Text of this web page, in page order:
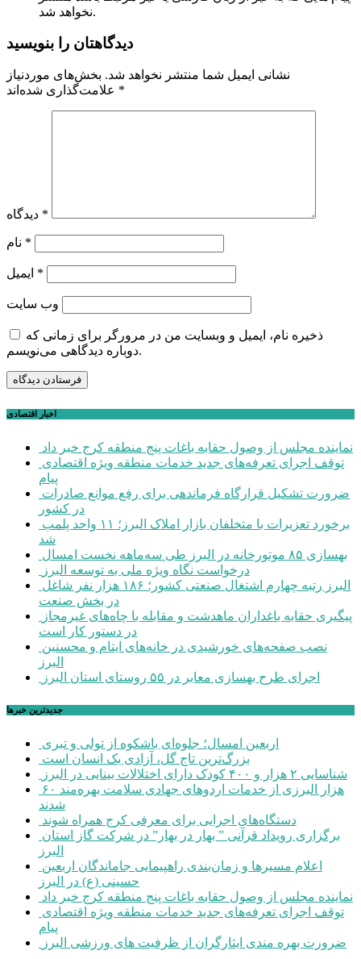
نخواهد شد.
دیدگاهتان را بنویسید
نشانی ایمیل شما منتشر نخواهد شد. بخش‌های موردنیاز
*
*
*
*
وب‌ سایت
ذخیره نام، ایمیل و وبسایت من در مرورگر برای زمانی که
دوباره دیدگاهی می‌نویسم.
اخبار اقتصادی
نماینده مجلس از وصول حقابه باغات پنج منطقه کرج خبر داد
پیام
در کشور
شد
بهسازی ۸۵ موتورخانه در البرز طی سه‌ماهه نخست امسال
درخواست نگاه ویژه ملی به توسعه البرز
در بخش صنعت
در دستور کار است
البرز
اجرای طرح بهسازی معابر در ۵۵ روستای استان البرز
جديدترين خبرها
اربعین امسال؛ جلوه‌ای باشکوه از تولی و تبری
بزرگ‌ترین تاج گل، آزادی یک انسان است
شناسایی ۲ هزار و ۴۰۰ کودک دارای اختلالات بینایی در البرز
۶۰ هزار البرزی از خدمات اردوهای جهادی سلامت بهره‌مند
شدند
دستگاه‌های اجرایی برای معرفی کرج همراه شوند
البرز
حسینی (ع) در البرز
نماینده مجلس از وصول حقابه باغات پنج منطقه کرج خبر داد
پیام
ضرورت بهره مندی ایثارگران از ظرفیت های ورزشی البرز